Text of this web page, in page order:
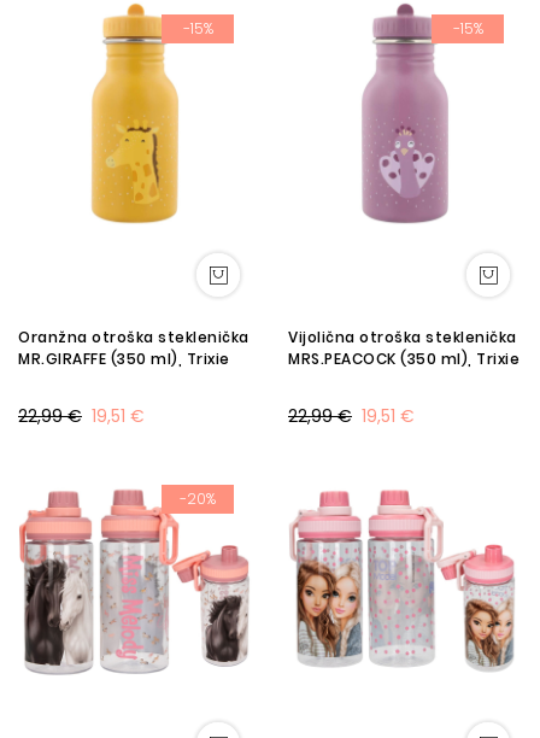
-15%
Oranžna otroška steklenička
MR.GIRAFFE (350 ml), Trixie
19,51 €
22,99 €
-15%
Vijolična otroška steklenička
MRS.PEACOCK (350 ml), Trixie
19,51 €
22,99 €
-20%